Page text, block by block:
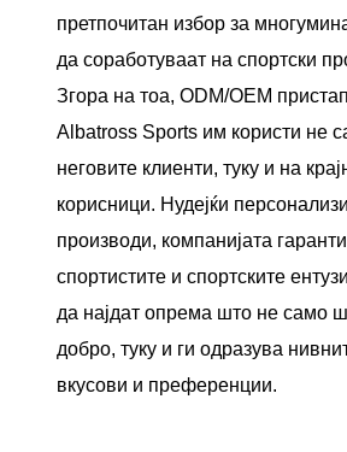
претпочитан избор за
да соработуваат на спортски
Згора на тоа, ODM/OEM
Albatross Sports им користи не
неговите клиенти, туку и на
корисници. Нудејќи
производи, компанијата
спортистите и спортските
да најдат опрема што не само
добро, туку и ги одразува
вкусови и преференции.